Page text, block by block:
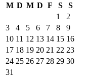
M D M D F S
S
1
2
3
4 5 6 7 8
9
10 11 12 13 14 15 16
17 18 19 20 21 22 23
24 25 26 27 28 29 30
31